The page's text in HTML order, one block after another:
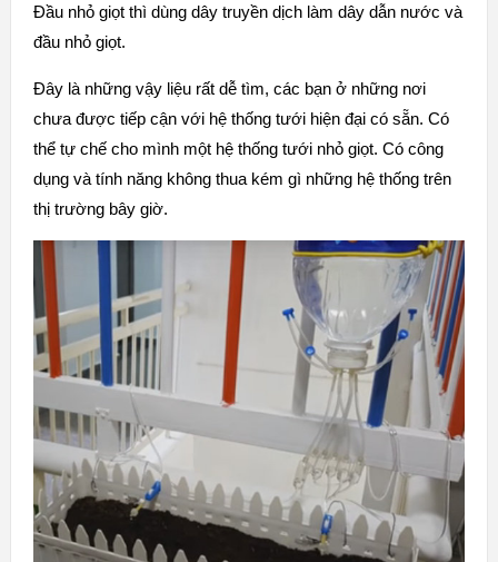
Đầu nhỏ giọt thì dùng dây truyền dịch làm dây dẫn nước và
đầu nhỏ giọt.
Đây là những vậy liệu rất dễ tìm, các bạn ở những nơi
chưa được tiếp cận với hệ thống tưới hiện đại có sẵn. Có
thể tự chế cho mình một hệ thống tưới nhỏ giọt. Có công
dụng và tính năng không thua kém gì những hệ thống trên
thị trường bây giờ.